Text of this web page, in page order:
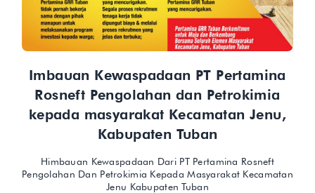
Imbauan Kewaspadaan PT Pertamina
Rosneft Pengolahan dan Petrokimia
kepada masyarakat Kecamatan Jenu,
Kabupaten Tuban
Himbauan Kewaspadaan Dari PT Pertamina Rosneft
Pengolahan Dan Petrokimia Kepada Masyarakat Kecamatan
Jenu Kabupaten Tuban